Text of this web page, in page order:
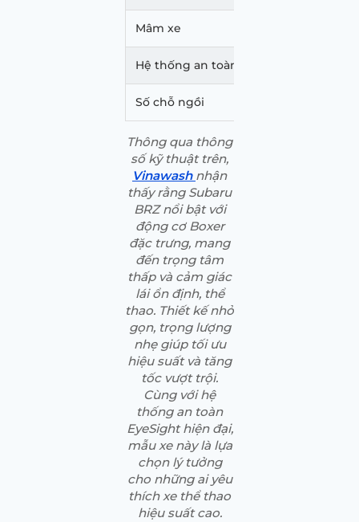
Mâm xe
Hệ thống an toàn nổi bật
Số chỗ ngồi
Thông qua thông
số kỹ thuật trên,
Vinawash nhận
thấy rằng Subaru
BRZ nổi bật với
động cơ Boxer
đặc trưng, mang
đến trọng tâm
thấp và cảm giác
lái ổn định, thể
thao. Thiết kế nhỏ
gọn, trọng lượng
nhẹ giúp tối ưu
hiệu suất và tăng
tốc vượt trội.
Cùng với hệ
thống an toàn
EyeSight hiện đại,
mẫu xe này là lựa
chọn lý tưởng
cho những ai yêu
thích xe thể thao
hiệu suất cao.